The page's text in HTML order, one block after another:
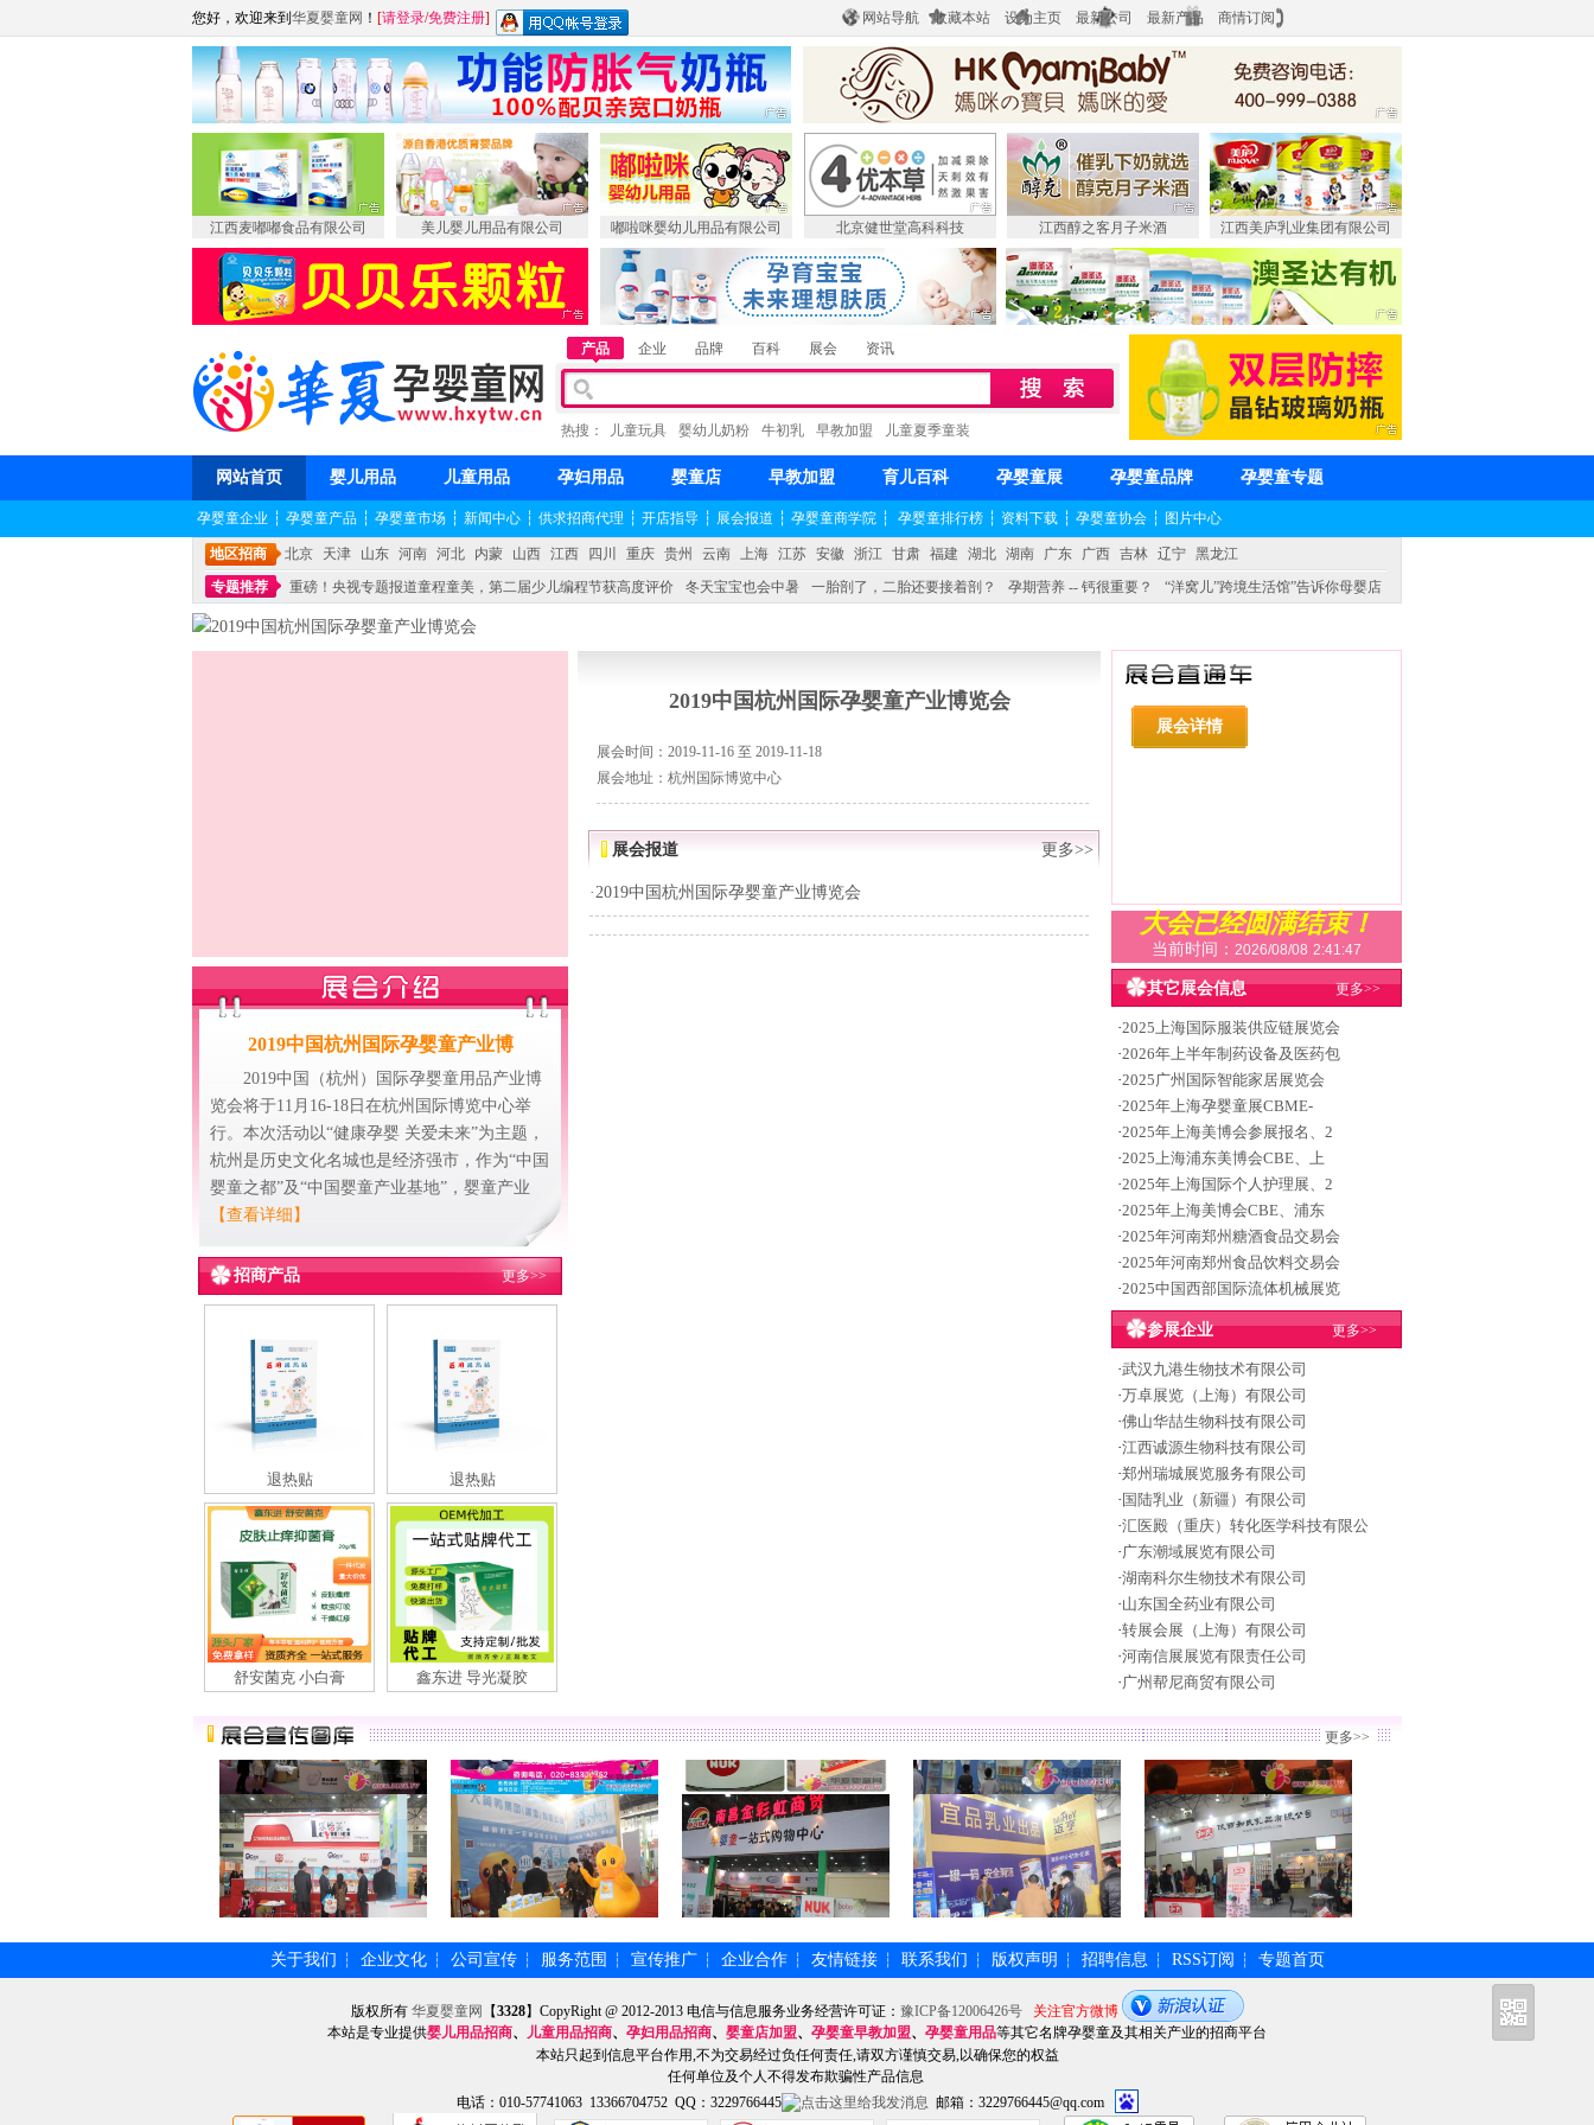
网站导航 收藏本站 设为主页 最新公司 最新产品 商情订阅
您好，欢迎来到 华夏婴童网 ！ [请登录/免费注册]
江西麦嘟嘟食品有限公司 美儿婴儿用品有限公司 嘟啦咪婴幼儿用品有限公司 北京健世堂高科科技 江西醇之客月子米酒 江西美庐乳业集团有限公司
产品 企业 品牌 百科 展会 资讯
热搜： 儿童玩具 婴幼儿奶粉 牛初乳 早教加盟 儿童夏季童装
网站首页 婴儿用品 儿童用品 孕妇用品 婴童店 早教加盟 育儿百科 孕婴童展 孕婴童品牌 孕婴童专题
孕婴童企业 ┆ 孕婴童产品 ┆ 孕婴童市场 ┆ 新闻中心 ┆ 供求招商代理 ┆ 开店指导 ┆ 展会报道 ┆ 孕婴童商学院 ┆ 孕婴童排行榜 ┆ 资料下载 ┆ 孕婴童协会 ┆ 图片中心
地区招商 北京 天津 山东 河南 河北 内蒙 山西 江西 四川 重庆 贵州 云南 上海 江苏 安徽 浙江 甘肃 福建 湖北 湖南 广东 广西 吉林 辽宁 黑龙江
专题推荐
重磅！央视专题报道童程童美，第二届少儿编程节获高度评价 冬天宝宝也会中暑 一胎剖了，二胎还要接着剖？ 孕期营养 -- 钙很重要？
“洋窝儿”跨境生活馆”告诉你母婴店
不能再单纯地销售产品,而要向增强服务转型,毕竟母婴产品比较特殊。”
2019中国杭州国际孕婴童产业博
2019中国（杭州）国际孕婴童用品产业博
览会将于11月16-18日在杭州国际博览中心举
行。本次活动以“健康孕婴 关爱未来”为主题，
杭州是历史文化名城也是经济强市，作为“中国
婴童之都”及“中国婴童产业基地”，婴童产业
【查看详细】
招商产品 更多>>
退热贴 退热贴
舒安菌克 小白膏 鑫东进 导光凝胶
2019中国杭州国际孕婴童产业博览会
展会时间：2019-11-16 至 2019-11-18
展会地址：杭州国际博览中心
更多>>
展会报道
·2019中国杭州国际孕婴童产业博览会
展会详情
大会已经圆满结束！
当前时间： 2026/08/08 2:41:48
其它展会信息 更多>>
·2025上海国际服装供应链展览会
·2026年上半年制药设备及医药包
·2025广州国际智能家居展览会
·2025年上海孕婴童展CBME-
·2025年上海美博会参展报名、2
·2025上海浦东美博会CBE、上
·2025年上海国际个人护理展、2
·2025年上海美博会CBE、浦东
·2025年河南郑州糖酒食品交易会
·2025年河南郑州食品饮料交易会
·2025中国西部国际流体机械展览
参展企业 更多>>
·武汉九港生物技术有限公司
·万卓展览（上海）有限公司
·佛山华喆生物科技有限公司
·江西诚源生物科技有限公司
·郑州瑞城展览服务有限公司
· 国陆乳业（新疆）有限公司
·汇医殿（重庆）转化医学科技有限公
·广东潮域展览有限公司
·湖南科尔生物技术有限公司
·山东国全药业有限公司
·转展会展（上海）有限公司
·河南信展展览有限责任公司
·广州帮尼商贸有限公司
更多>>
关于我们 ┆ 企业文化 ┆ 公司宣传 ┆ 服务范围 ┆ 宣传推广 ┆ 企业合作 ┆ 友情链接 ┆ 联系我们 ┆ 版权声明 ┆ 招聘信息 ┆ RSS订阅 ┆ 专题首页
版权所有 华夏婴童网 【3328】CopyRight @ 2012-2013 电信与信息服务业务经营许可证： 豫ICP备12006426号
关注官方微博
本站是专业提供婴儿用品招商、 儿童用品招商、 孕妇用品招商、 婴童店加盟、 孕婴童早教加盟、 孕婴童用品等其它名牌孕婴童及其相关产业的招商平台
本站只起到信息平台作用,不为交易经过负任何责任,请双方谨慎交易,以确保您的权益
任何单位及个人不得发布欺骗性产品信息
电话：010-57741063 13366704752 QQ：3229766445
邮箱：3229766445@qq.com